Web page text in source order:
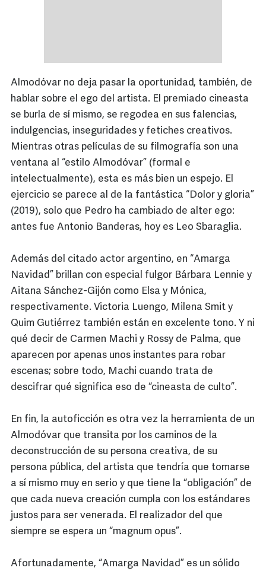
Almodóvar no deja pasar la oportunidad, también, de
hablar sobre el ego del artista. El premiado cineasta
se burla de sí mismo, se regodea en sus falencias,
indulgencias, inseguridades y fetiches creativos.
Mientras otras películas de su filmografía son una
ventana al “estilo Almodóvar” (formal e
intelectualmente), esta es más bien un espejo. El
ejercicio se parece al de la fantástica “Dolor y gloria”
(2019), solo que Pedro ha cambiado de alter ego:
antes fue Antonio Banderas, hoy es Leo Sbaraglia.
Además del citado actor argentino, en “Amarga
Navidad” brillan con especial fulgor Bárbara Lennie y
Aitana Sánchez-Gijón como Elsa y Mónica,
respectivamente. Victoria Luengo, Milena Smit y
Quim Gutiérrez también están en excelente tono. Y ni
qué decir de Carmen Machi y Rossy de Palma, que
aparecen por apenas unos instantes para robar
escenas; sobre todo, Machi cuando trata de
descifrar qué significa eso de “cineasta de culto”.
En fin, la autoficción es otra vez la herramienta de un
Almodóvar que transita por los caminos de la
deconstrucción de su persona creativa, de su
persona pública, del artista que tendría que tomarse
a sí mismo muy en serio y que tiene la “obligación” de
que cada nueva creación cumpla con los estándares
justos para ser venerada. El realizador del que
siempre se espera un “magnum opus”.
Afortunadamente, “Amarga Navidad” es un sólido